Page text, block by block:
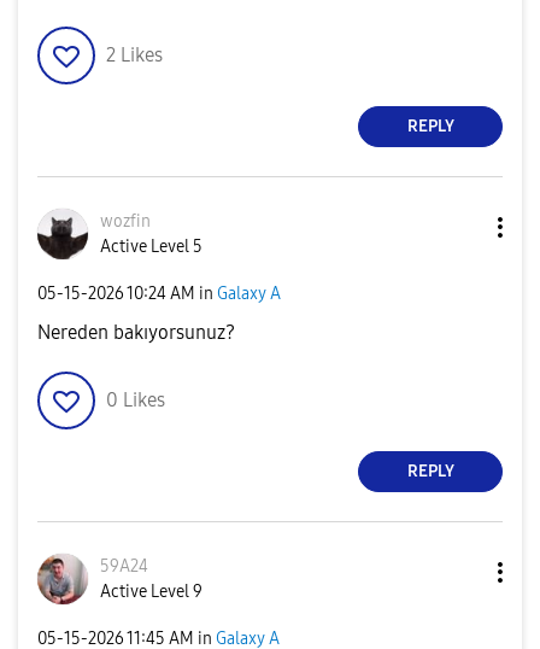
2 Likes
REPLY
wozfin
Active Level 5
‎05-15-202610:24 AM in Galaxy A
Nereden bakıyorsunuz?
0 Likes
REPLY
59A24
Active Level 9
‎05-15-202611:45 AM in Galaxy A